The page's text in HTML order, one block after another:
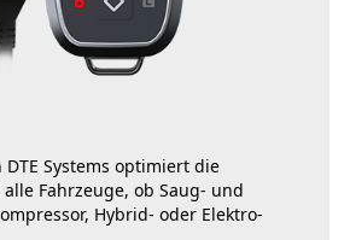
DTE Systems optimiert die
Fahrzeuge, ob Saug- und
Hybrid- oder Elektro-